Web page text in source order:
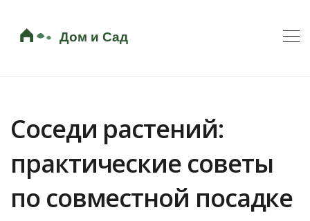
Соседи растений:
практические советы
по совместной посадке